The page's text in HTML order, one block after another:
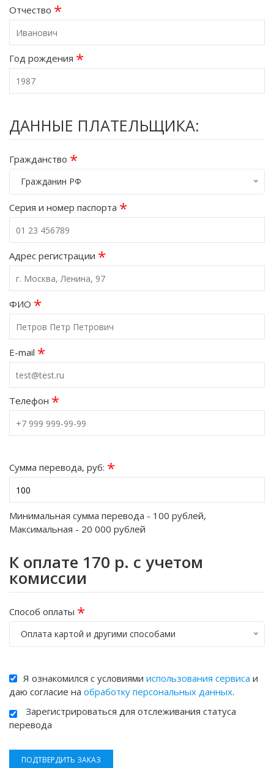
Отчество *
Год рождения *
ДАННЫЕ ПЛАТЕЛЬЩИКА:
Гражданство *
Гражданин РФ
Серия и номер паспорта *
Адрес регистрации *
ФИО *
E-mail *
Телефон *
Сумма перевода, руб: *
Минимальная сумма перевода - 100 рублей,
Максимальная - 20 000 рублей
К оплате 170 р. с учетом
комиссии
Способ оплаты *
Оплата картой и другими способами
Я ознакомился с условиями использования сервиса и
даю согласие на обработку персональных данных.
Зарегистрироваться для отслеживания статуса
перевода
ПОДТВЕРДИТЬ ЗАКАЗ